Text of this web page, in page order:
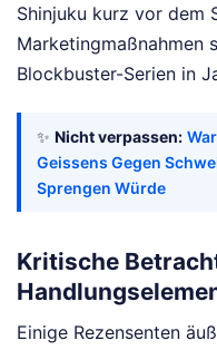
Shinjuku kurz vor dem
Marketingmaßnahmen
Blockbuster-Serien in
✨ Nicht verpassen:
Geissens Gegen
Sprengen Würde
Kritische
Einige Rezensenten